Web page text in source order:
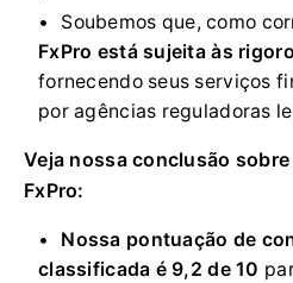
Soubemos que, como
FxPro está sujeita às
fornecendo seus serviços
por agências reguladoras
Veja nossa conclusão
FxPro:
Nossa pontuação de
classificada é 9,2 de 10